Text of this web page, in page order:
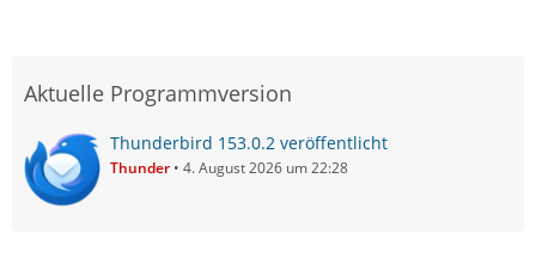
Aktuelle Programmversion
Thunderbird 153.0.2 veröffentlicht
Thunder 4. August 2026 um 22:28